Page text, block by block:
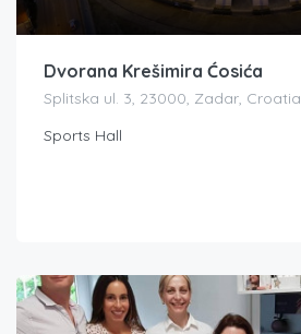
Dvorana Krešimira Ćosića
Splitska ul. 3, 23000, Zadar, Croatia
Sports Hall